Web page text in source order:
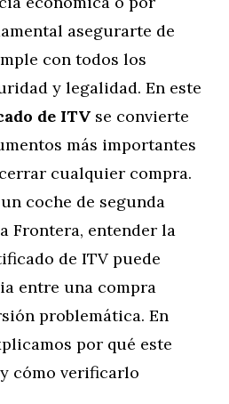
asegurarte de
con todos los
y legalidad. En este
de ITV se convierte
más importantes
cualquier compra.
coche de segunda
Frontera, entender la
de ITV puede
entre una compra
problemática. En
por qué este
cómo verificarlo